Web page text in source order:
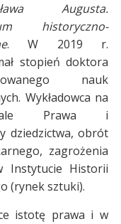
Augusta.
historyczno-
. W 2019 r.
stopień doktora
nauk
Wykładowca na
Prawa i
dziedzictwa, obrót
zagrożenia
Instytucie Historii
(rynek sztuki).
istotę prawa i w